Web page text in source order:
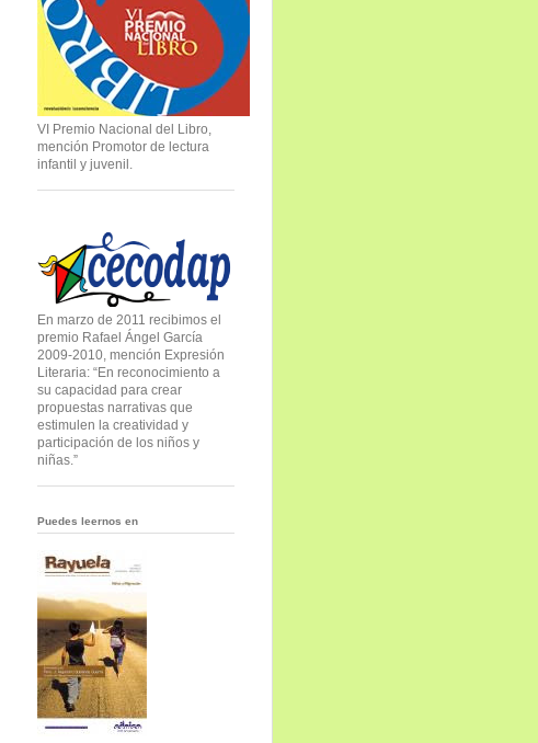
VI Premio Nacional del Libro,
mención Promotor de lectura
infantil y juvenil.
En marzo de 2011 recibimos el
premio Rafael Ángel García
2009-2010, mención Expresión
Literaria: “En reconocimiento a
su capacidad para crear
propuestas narrativas que
estimulen la creatividad y
participación de los niños y
niñas.”
Puedes leernos en